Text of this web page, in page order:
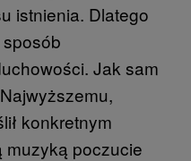
istnienia. Dlatego
Jak sam
konkretnym
muzyką poczucie